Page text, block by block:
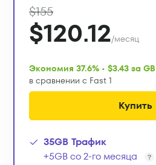
$155
$120.12/месяц
Экономия 37.6% • $3.43 за GB
в сравнении с Fast 1
Купить
35GB Трафик
+5GB со 2-го месяца